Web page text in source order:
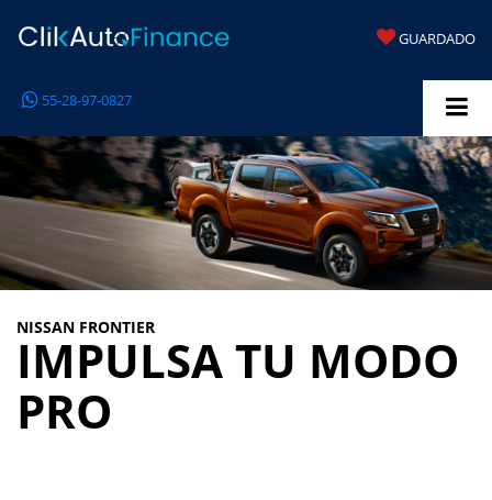
GUARDADO
55-28-97-0827
NISSAN FRONTIER
IMPULSA TU MODO
PRO